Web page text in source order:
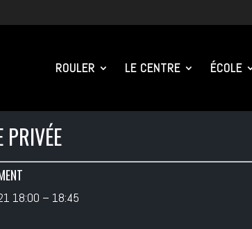
ROULER LE CENTRE ÉCOLE
PRIVÉE
18:00 – 18:45